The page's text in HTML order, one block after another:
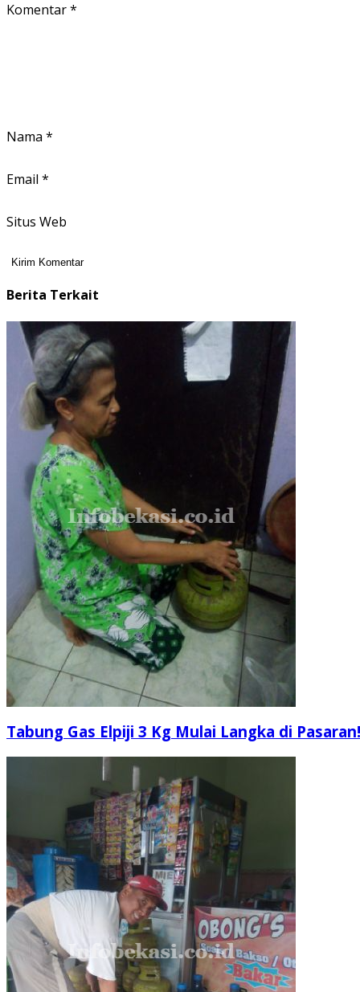
Komentar*
Nama *
Email *
Situs Web
Berita Terkait
Tabung Gas Elpiji 3 Kg Mulai Langka di Pasaran!